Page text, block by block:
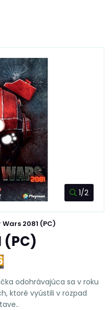
1/2
Wars 2081 (PC)
(PC)
odohrávajúca sa v roku
ktoré vyústili v rozpad